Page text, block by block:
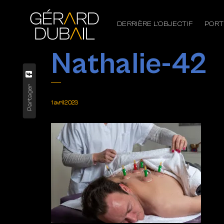
DERRIÈRE L’OBJECTIF
Nathalie-42
Partager 1 avril 2023